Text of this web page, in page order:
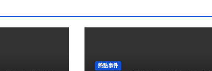
熱點事件